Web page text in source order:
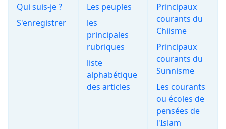
Qui suis-je ?
S'enregistrer
Les peuples
les
principales
rubriques
liste
alphabétique
des articles
Principaux
courants du
Chiisme
Principaux
courants du
Sunnisme
Les courants
ou écoles de
pensées de
l'Islam